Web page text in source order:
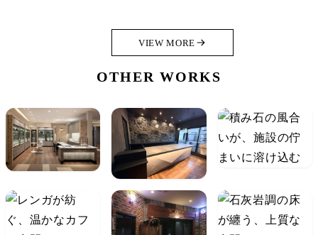
VIEW MORE
OTHER WORKS